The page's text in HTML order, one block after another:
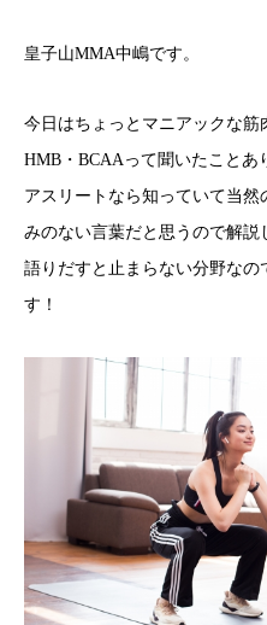
皇子山MMA中嶋です。
今日はちょっとマニアックな筋
HMB・BCAAって聞いたことあ
アスリートなら知っていて当
みのない言葉だと思うので解説
語りだすと止まらない分野なの
す！